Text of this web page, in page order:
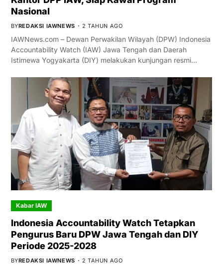
Nasional
BYREDAKSI IAWNEWS 2 TAHUN AGO
IAWNews.com – Dewan Perwakilan Wilayah (DPW) Indonesia
Accountability Watch (IAW) Jawa Tengah dan Daerah
Istimewa Yogyakarta (DIY) melakukan kunjungan resmi…
Kabar IAW
Indonesia Accountability Watch Tetapkan
Pengurus Baru DPW Jawa Tengah dan DIY
Periode 2025-2028
BYREDAKSI IAWNEWS 2 TAHUN AGO